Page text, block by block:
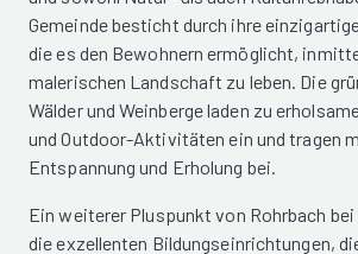
Gemeinde besticht durch ihre
die es den Bewohnern ermöglicht,
malerischen Landschaft zu leben. Die
Wälder und Weinberge laden zu
und Outdoor-Aktivitäten ein und tragen
Entspannung und Erholung bei.
Ein weiterer Pluspunkt von Rohrbach
die exzellenten Bildungseinrichtungen,